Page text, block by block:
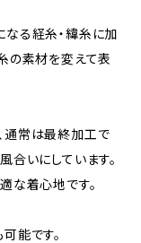
なる経糸・緯糸に加
の素材を変えて表
通常は最終加工で
合いにしています。
な着心地です。
能です。